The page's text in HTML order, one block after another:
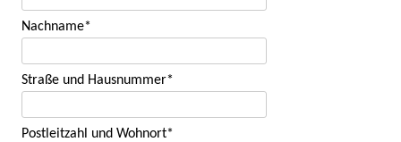
Nachname*
Straße und Hausnummer*
Postleitzahl und Wohnort*